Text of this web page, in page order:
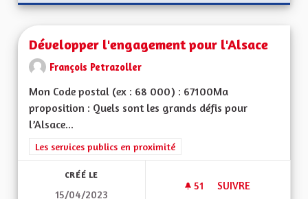
Développer l'engagement pour l'Alsace
François Petrazoller
Mon Code postal (ex : 68 000) : 67100Ma
proposition : Quels sont les grands défis pour
l’Alsace...
Filtrer les résultats de la catégorie : Les services publics en
Les services publics en proximité
CRÉÉ LE
15/04/2023
51 51 ABONNÉS
SUIVRE